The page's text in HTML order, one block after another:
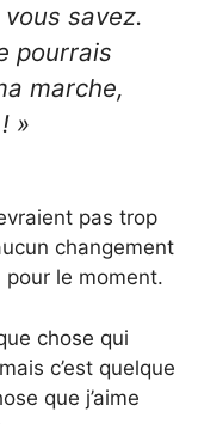
savez.
pourrais
marche,
»
pas trop
changement
pour le moment.
chose qui
c’est quelque
que j’aime